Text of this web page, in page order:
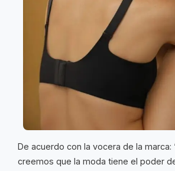
De acuerdo con la vocera de la marca:
creemos que la moda tiene el poder